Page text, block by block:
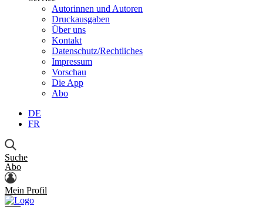
Autorinnen und Autoren
Druckausgaben
Über uns
Kontakt
Datenschutz/Rechtliches
Impressum
Vorschau
Die App
Abo
DE
FR
Suche
Abo
Mein Profil